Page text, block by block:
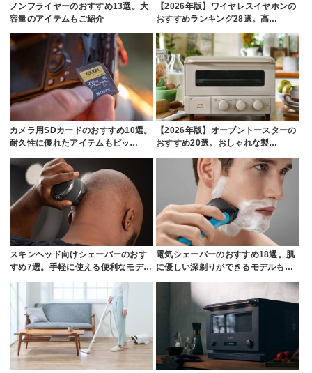
ノンフライヤーのおすすめ13選。大
容量のアイテムもご紹介
【2026年版】ワイヤレスイヤホンの
おすすめランキング28選。高…
カメラ用SDカードのおすすめ10選。
耐久性に優れたアイテムもピッ…
【2026年版】オーブントースターの
おすすめ20選。おしゃれな製…
スキンヘッド向けシェーバーのおす
すめ7選。手軽に使える便利なモデ…
電気シェーバーのおすすめ18選。肌
に優しい深剃りができるモデルも…